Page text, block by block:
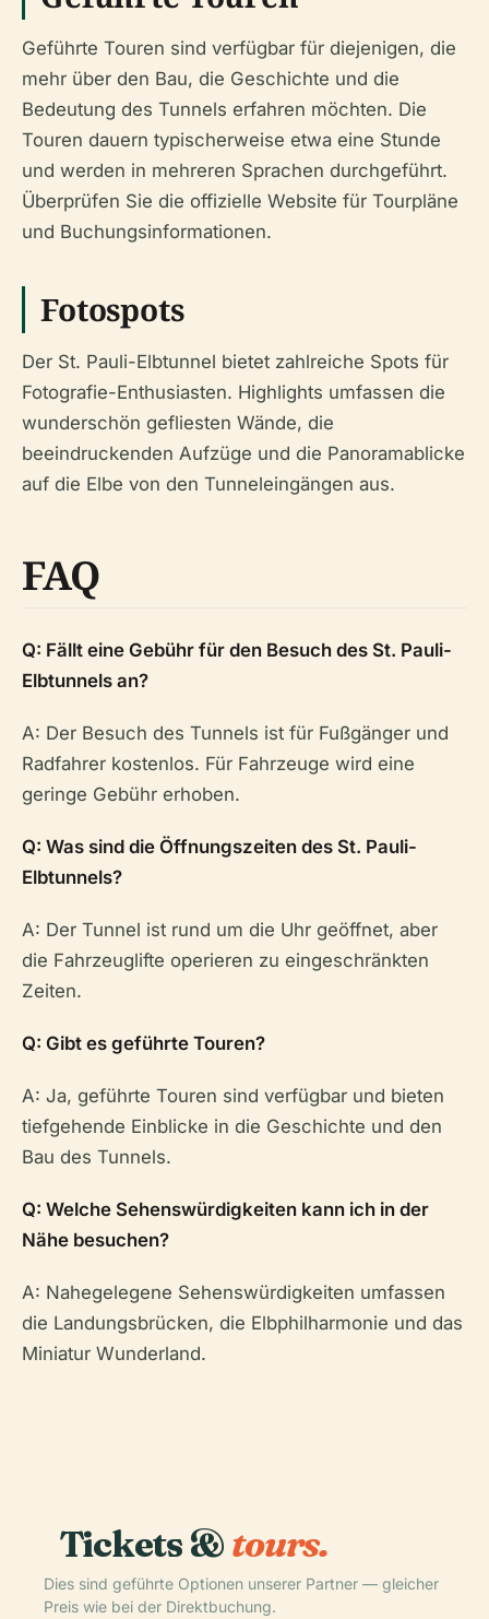
Geführte Touren sind verfügbar für diejenigen, die
mehr über den Bau, die Geschichte und die
Bedeutung des Tunnels erfahren möchten. Die
Touren dauern typischerweise etwa eine Stunde
und werden in mehreren Sprachen durchgeführt.
Überprüfen Sie die offizielle Website für Tourpläne
und Buchungsinformationen.
Fotospots
Der St. Pauli-Elbtunnel bietet zahlreiche Spots für
Fotografie-Enthusiasten. Highlights umfassen die
wunderschön gefliesten Wände, die
beeindruckenden Aufzüge und die Panoramablicke
auf die Elbe von den Tunneleingängen aus.
FAQ
Q: Fällt eine Gebühr für den Besuch des St. Pauli-
Elbtunnels an?
A: Der Besuch des Tunnels ist für Fußgänger und
Radfahrer kostenlos. Für Fahrzeuge wird eine
geringe Gebühr erhoben.
Q: Was sind die Öffnungszeiten des St. Pauli-
Elbtunnels?
A: Der Tunnel ist rund um die Uhr geöffnet, aber
die Fahrzeuglifte operieren zu eingeschränkten
Zeiten.
Q: Gibt es geführte Touren?
A: Ja, geführte Touren sind verfügbar und bieten
tiefgehende Einblicke in die Geschichte und den
Bau des Tunnels.
Q: Welche Sehenswürdigkeiten kann ich in der
Nähe besuchen?
A: Nahegelegene Sehenswürdigkeiten umfassen
die Landungsbrücken, die Elbphilharmonie und das
Miniatur Wunderland.
Tickets &tours.
Dies sind geführte Optionen unserer Partner — gleicher
Preis wie bei der Direktbuchung.